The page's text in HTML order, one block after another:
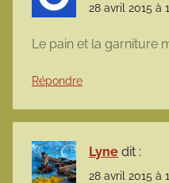
28 avril 2015 à
Le pain et la garniture
Répondre
Lyne dit :
28 avril 2015 à